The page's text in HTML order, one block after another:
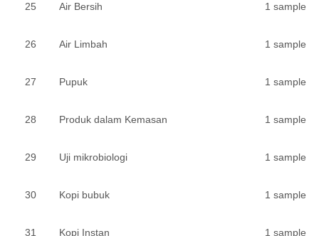
25 Air Bersih 1 sample
26 Air Limbah 1 sample
27 Pupuk 1 sample
28 Produk dalam Kemasan 1 sample
29 Uji mikrobiologi 1 sample
30 Kopi bubuk 1 sample
31 Kopi Instan 1 sample